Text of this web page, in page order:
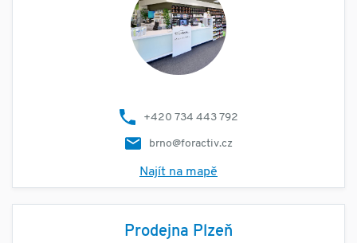
+420 734 443 792
brno@foractiv.cz
Najít na mapě
Prodejna Plzeň